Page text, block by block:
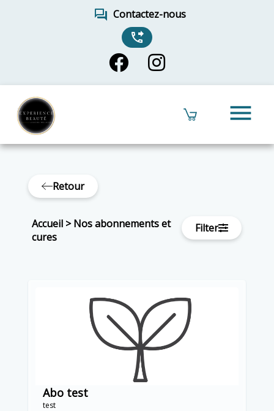
forum Contactez-nous
phone_forwarded
menu
Retour
Accueil >Nos abonnements et
cures
Filter
Abo test
test